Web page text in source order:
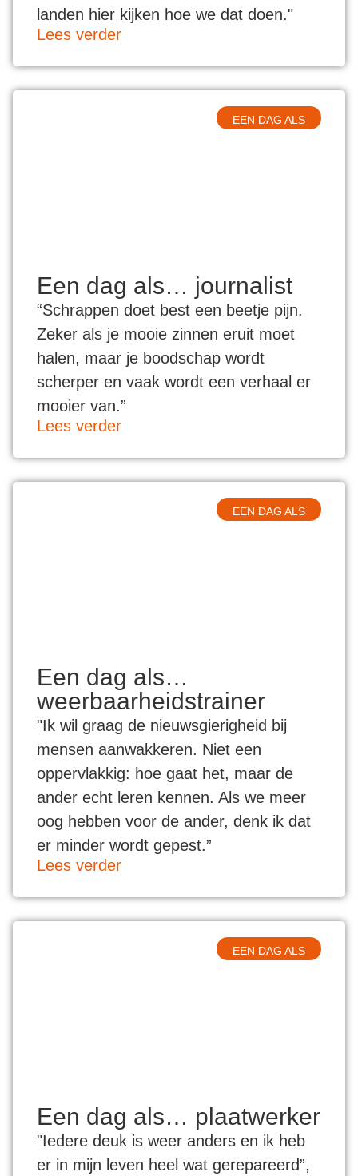
landen hier kijken hoe we dat doen."
Lees verder
EEN DAG ALS
Een dag als… journalist
“Schrappen doet best een beetje pijn.
Zeker als je mooie zinnen eruit moet
halen, maar je boodschap wordt
scherper en vaak wordt een verhaal er
mooier van.”
Lees verder
EEN DAG ALS
Een dag als…
weerbaarheidstrainer
"Ik wil graag de nieuwsgierigheid bij
mensen aanwakkeren. Niet een
oppervlakkig: hoe gaat het, maar de
ander echt leren kennen. Als we meer
oog hebben voor de ander, denk ik dat
er minder wordt gepest.”
Lees verder
EEN DAG ALS
Een dag als… plaatwerker
"Iedere deuk is weer anders en ik heb
er in mijn leven heel wat gerepareerd”,